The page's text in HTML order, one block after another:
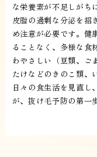
な栄養素が不足しがち
皮脂の過剰な分泌を招
め注意が必要です。健
ることなく、多様な食
わやさしい（豆類、ご
たけなどのきのこ類、
日々の食生活を見直し
が、抜け毛予防の第一